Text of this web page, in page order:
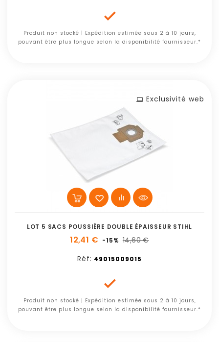

Produit non stocké | Expédition estimée sous 2 à 10 jours,
pouvant être plus longue selon la disponibilité fournisseur.*
Exclusivité web
LOT 5 SACS POUSSIÈRE DOUBLE ÉPAISSEUR STIHL
12,41 € -15% 14,60 €
Réf: 49015009015

Produit non stocké | Expédition estimée sous 2 à 10 jours,
pouvant être plus longue selon la disponibilité fournisseur.*